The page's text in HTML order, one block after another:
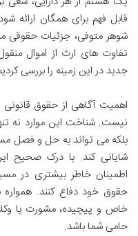
قابل فهم برای همگان ارائه
شوهر متوفی، جزئیات حقوقی
تفاوت های ارث از اموال
جدید در این زمینه را بررسی
اهمیت آگاهی از حقوق
نیست. شناخت این موارد نه
بلکه می تواند به حل و فصل
شایانی کند. با درک صحیح
اطمینان خاطر بیشتری در
حقوق خود دفاع کنند. همواره
خاص و پیچیده، مشورت با
حامی شما باشد.